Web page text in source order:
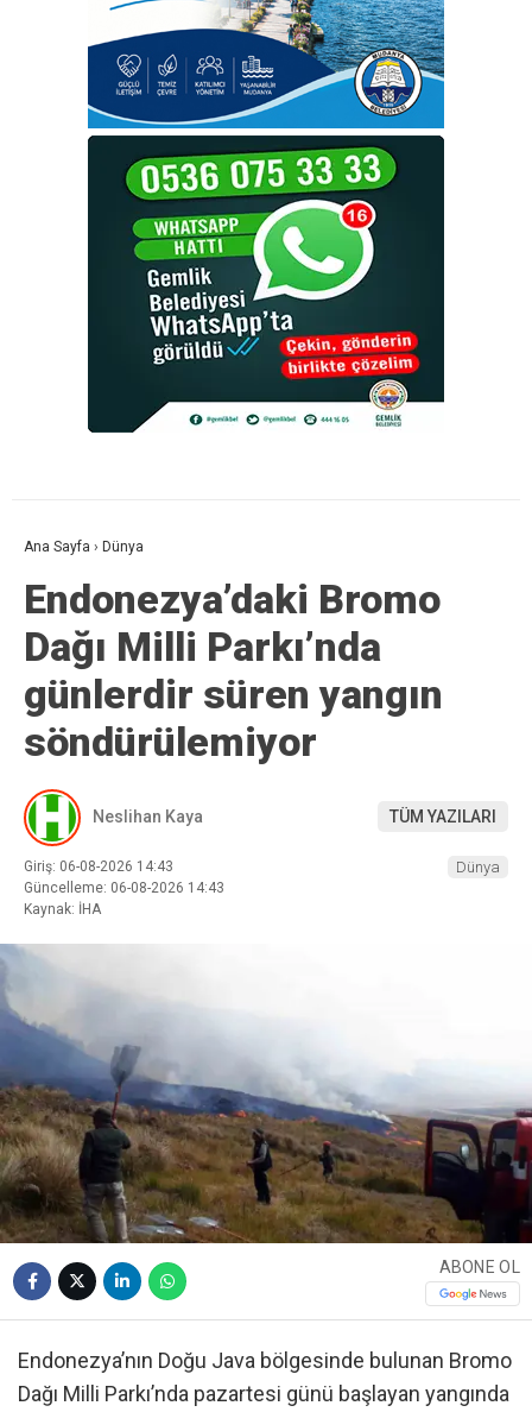
Ana Sayfa › Dünya
Endonezya’daki Bromo
Dağı Milli Parkı’nda
günlerdir süren yangın
söndürülemiyor
Neslihan Kaya TÜM YAZILARI
Giriş: 06-08-2026 14:43
Güncelleme: 06-08-2026 14:43
Kaynak: İHA
Dünya
ABONE OL
Endonezya’nın Doğu Java bölgesinde bulunan Bromo
Dağı Milli Parkı’nda pazartesi günü başlayan yangında